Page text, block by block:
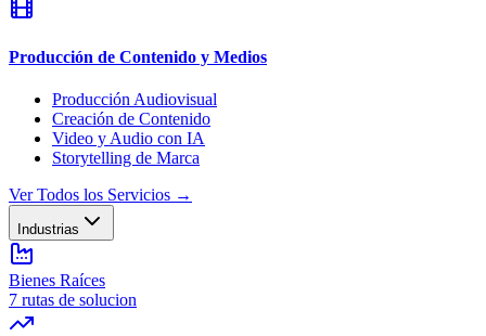
Producción de Contenido y Medios
Producción Audiovisual
Creación de Contenido
Video y Audio con IA
Storytelling de Marca
Ver Todos los Servicios →
Industrias
Bienes Raíces
7 rutas de solucion